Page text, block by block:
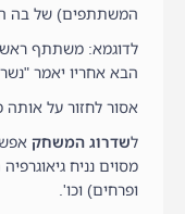
המשתתפים) של בה
לדוגמא: משתתף
הבא אחריו יאמר
אסור לחזור על אותה
לשדרוג המשחק
מסוים נניח
ופרחים) וכו'.